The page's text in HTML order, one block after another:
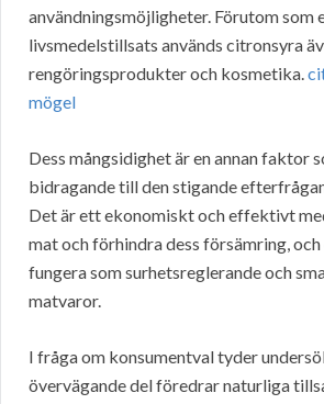
användningsmöjligheter. Förutom som
livsmedelstillsats används citronsyra
rengöringsprodukter och kosmetika.
mögel
Dess mångsidighet är en annan faktor
bidragande till den stigande
Det är ett ekonomiskt och effektivt
mat och förhindra dess försämring, och
fungera som surhetsreglerande och
matvaror.
I fråga om konsumentval tyder
övervägande del föredrar naturliga